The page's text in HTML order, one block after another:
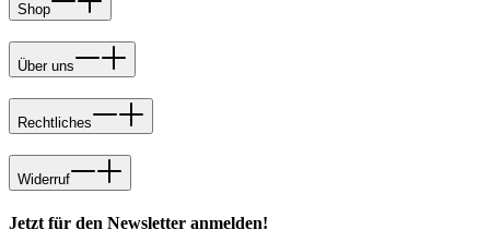
Shop
Über uns
Rechtliches
Widerruf
Jetzt für den Newsletter anmelden!